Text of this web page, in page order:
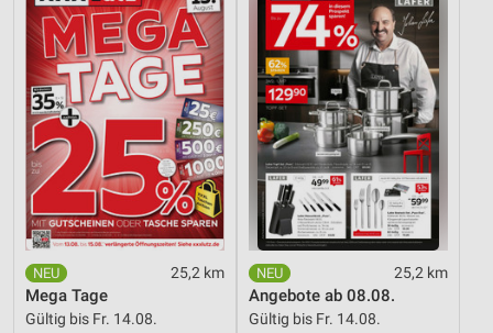
25,2 km
Mega Tage
Gültig bis Fr. 14.08.
25,2 km
Angebote ab 08.08.
Gültig bis Fr. 14.08.